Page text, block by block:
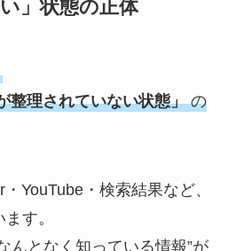
」状態の正体
整理されていない状態」の
YouTube・検索結果など、
す。
んとなく知っている情報”が